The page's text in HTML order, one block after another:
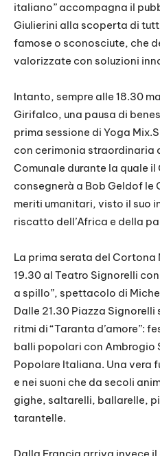
italiano” accompagna il
Giulierini alla scoperta di
famose o sconosciute, che
valorizzate con soluzioni
Intanto, sempre alle 18.30
Girifalco, una pausa di
prima sessione di Yoga
con cerimonia straordinaria
Comunale durante la quale
consegnerà a Bob Geldof
meriti umanitari, visto il suo
riscatto dell’Africa e della
La prima serata del Cortona
19.30 al Teatro Signorelli
a spillo”, spettacolo di
Dalle 21.30 Piazza Signorelli
ritmi di “Taranta d’amore”:
balli popolari con Ambrogio
Popolare Italiana. Una vera
e nei suoni che da secoli
gighe, saltarelli, ballarelle,
tarantelle.